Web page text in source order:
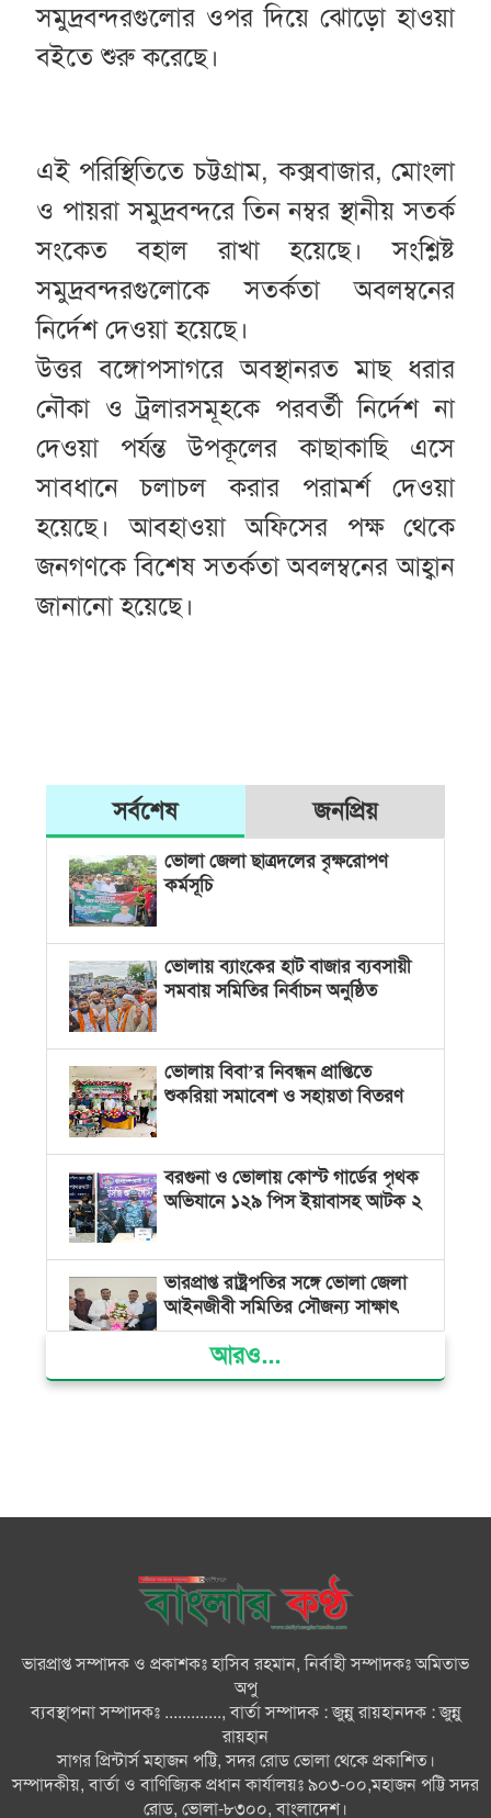
সমুদ্রবন্দরগুলোর ওপর দিয়ে ঝোড়ো হাওয়া
বইতে শুরু করেছে।
এই পরিস্থিতিতে চট্টগ্রাম, কক্সবাজার, মোংলা
ও পায়রা সমুদ্রবন্দরে তিন নম্বর স্থানীয় সতর্ক
সংকেত বহাল রাখা হয়েছে। সংশ্লিষ্ট
সমুদ্রবন্দরগুলোকে সতর্কতা অবলম্বনের
নির্দেশ দেওয়া হয়েছে।
উত্তর বঙ্গোপসাগরে অবস্থানরত মাছ ধরার
নৌকা ও ট্রলারসমূহকে পরবর্তী নির্দেশ না
দেওয়া পর্যন্ত উপকূলের কাছাকাছি এসে
সাবধানে চলাচল করার পরামর্শ দেওয়া
হয়েছে। আবহাওয়া অফিসের পক্ষ থেকে
জনগণকে বিশেষ সতর্কতা অবলম্বনের আহ্বান
জানানো হয়েছে।
সর্বশেষ জনপ্রিয়
ভোলা জেলা ছাত্রদলের বৃক্ষরোপণ
কর্মসূচি
ভোলায় ব্যাংকের হাট বাজার ব্যবসায়ী
সমবায় সমিতির নির্বাচন অনুষ্ঠিত
ভোলায় বিবা’র নিবন্ধন প্রাপ্তিতে
শুকরিয়া সমাবেশ ও সহায়তা বিতরণ
বরগুনা ও ভোলায় কোস্ট গার্ডের পৃথক
অভিযানে ১২৯ পিস ইয়াবাসহ আটক ২
ভারপ্রাপ্ত রাষ্ট্রপতির সঙ্গে ভোলা জেলা
আইনজীবী সমিতির সৌজন্য সাক্ষাৎ
দৌলতখানে জমি বিরোধে পরিবারকে
তজুমদ্দিনে চর মোজাম্মেলে চাঁদাবাজি
ও রাজনৈতিক চক্রান্তের অপচেষ্টার
বিরুদ্ধে সংবাদ সম্মেলন
সবার সম্মিলিত প্রচেষ্টায় সুন্দর
বাংলাদেশ গড়তে চাই: প্রধানমন্ত্রী
চিকিৎসক সমাজের পেশাগত
উৎকর্ষতার উজ্জ্বল দৃষ্টান্ত ড্যাব: ডা.
আরও...
ভারপ্রাপ্ত সম্পাদক ও প্রকাশকঃ হাসিব রহমান, নির্বাহী সম্পাদকঃ অমিতাভ
অপু
ব্যবস্থাপনা সম্পাদকঃ ............., বার্তা সম্পাদক : জুন্নু রায়হানদক : জুন্নু
রায়হান
সাগর প্রিন্টার্স মহাজন পট্টি, সদর রোড ভোলা থেকে প্রকাশিত।
সম্পাদকীয়, বার্তা ও বাণিজ্যিক প্রধান কার্যালয়ঃ ৯০৩-০০,মহাজন পট্টি সদর
রোড, ভোলা-৮৩০০, বাংলাদেশ।